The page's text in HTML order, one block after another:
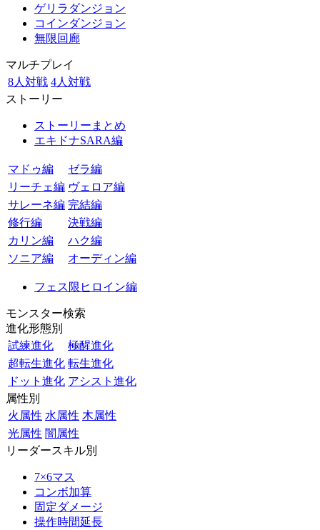
ゲリラダンジョン
コインダンジョン
無限回廊
マルチプレイ
8人対戦 4人対戦
ストーリー
ストーリーまとめ
エキドナSARA編
マドゥ編
ゼラ編
リーチェ編 ヴェロア編
サレーネ編 完結編
修行編
決戦編
カリン編
ハク編
ソニア編
オーディン編
フェス限ヒロイン編
モンスター検索
進化形態別
試練進化
極醒進化
超転生進化 転生進化
ドット進化 アシスト進化
属性別
火属性 水属性 木属性
光属性 闇属性
リーダースキル別
7×6マス
コンボ加算
固定ダメージ
操作時間延長